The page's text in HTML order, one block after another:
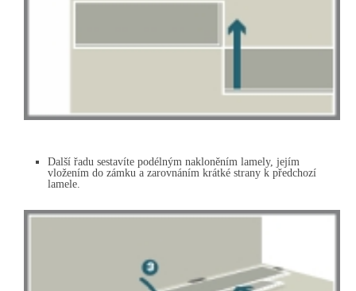
Další řadu sestavíte podélným nakloněním lamely, jejím
vložením do zámku a zarovnáním krátké strany k předchozí
lamele.